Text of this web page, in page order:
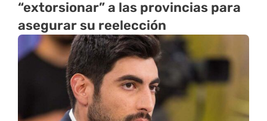
“extorsionar” a las provincias para
asegurar su reelección